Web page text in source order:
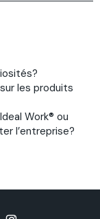
les produits
Work® ou
l’entreprise?